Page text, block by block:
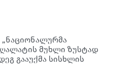
მუხლი ზუსტად
გააუქმა სისხლის